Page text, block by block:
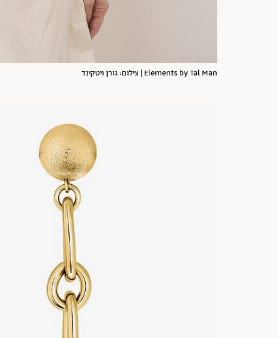
Elements by Tal Man | צילום: גורן ויטקינד